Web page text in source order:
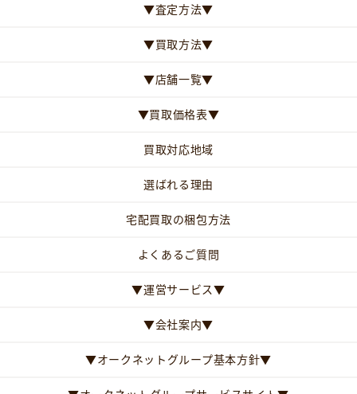
▼査定方法▼
▼買取方法▼
▼店舗一覧▼
▼買取価格表▼
買取対応地域
選ばれる理由
宅配買取の梱包方法
よくあるご質問
▼運営サービス▼
▼会社案内▼
▼オークネットグループ基本方針▼